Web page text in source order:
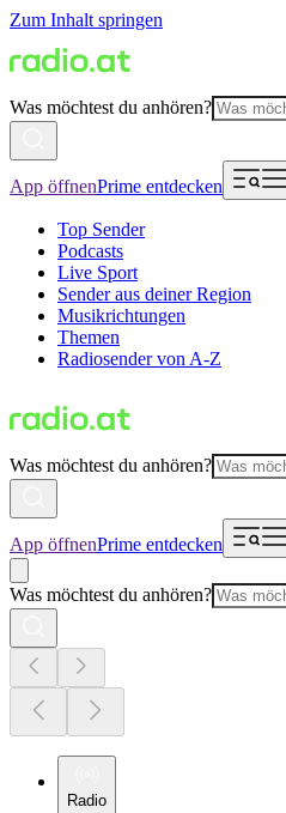
Zum Inhalt springen
Was möchtest du anhören?
App öffnenPrime entdecken
Top Sender
Podcasts
Live Sport
Sender aus deiner Region
Musikrichtungen
Themen
Radiosender von A-Z
Was möchtest du anhören?
App öffnenPrime entdecken
Was möchtest du anhören?
Radio